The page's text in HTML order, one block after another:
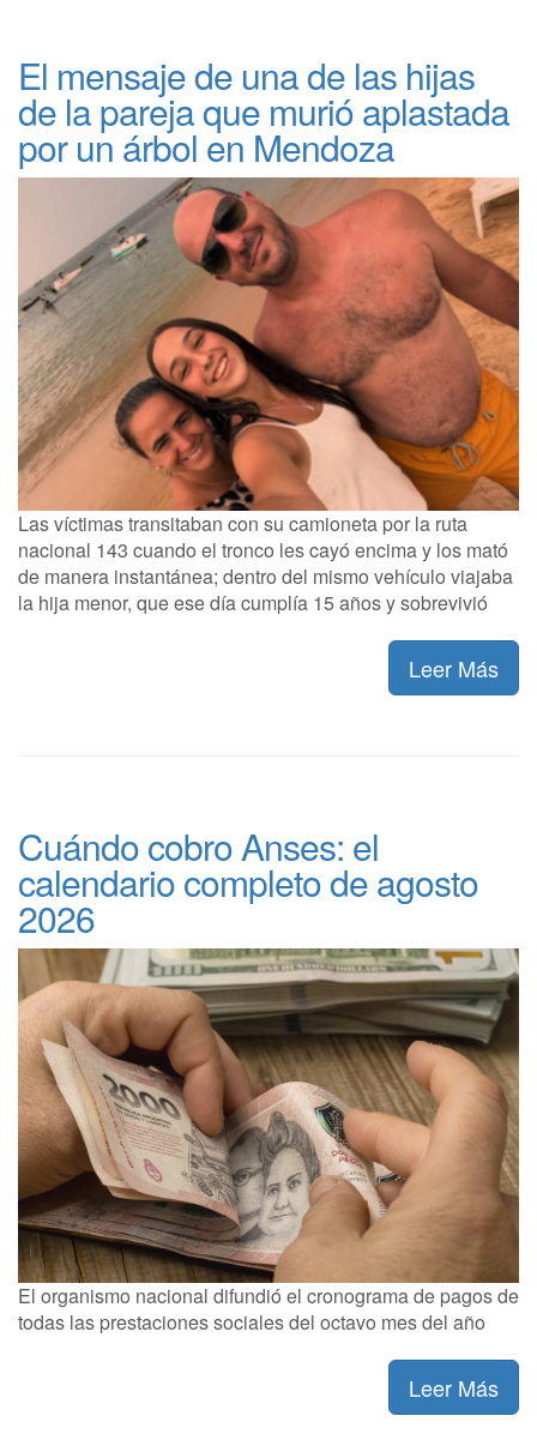
El mensaje de una de las hijas
de la pareja que murió aplastada
por un árbol en Mendoza
Las víctimas transitaban con su camioneta por la ruta
nacional 143 cuando el tronco les cayó encima y los mató
de manera instantánea; dentro del mismo vehículo viajaba
la hija menor, que ese día cumplía 15 años y sobrevivió
Leer Más
Cuándo cobro Anses: el
calendario completo de agosto
2026
El organismo nacional difundió el cronograma de pagos de
todas las prestaciones sociales del octavo mes del año
Leer Más